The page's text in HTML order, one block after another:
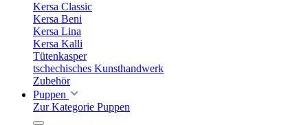
Kersa Classic
Kersa Beni
Kersa Lina
Kersa Kalli
Tütenkasper
tschechisches Kunsthandwerk
Zubehör
Puppen
Zur Kategorie Puppen